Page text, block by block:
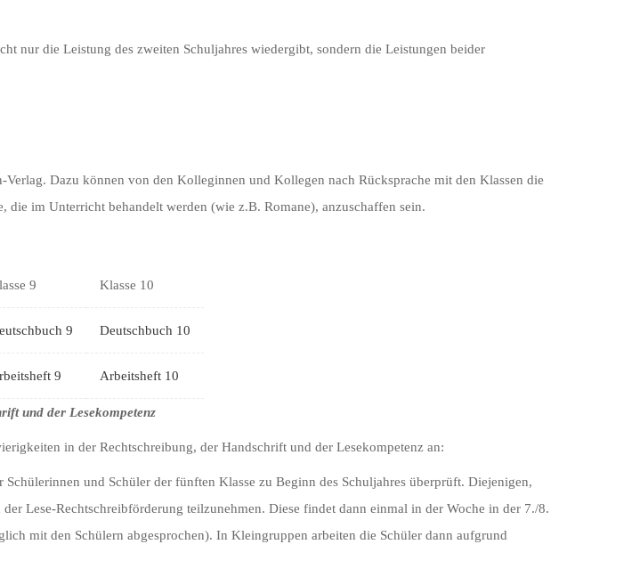
nur die Leistung des zweiten Schuljahres wiedergibt, sondern die Leistungen beider
Dazu können von den Kolleginnen und Kollegen nach Rücksprache mit den Klassen die
die im Unterricht behandelt werden (wie z.B. Romane), anzuschaffen sein.
9 Klasse 10
9 Deutschbuch 10
9 Arbeitsheft 10
und der Lesekompetenz
in der Rechtschreibung, der Handschrift und der Lesekompetenz an:
und Schüler der fünften Klasse zu Beginn des Schuljahres überprüft. Diejenigen,
Lese-Rechtschreibförderung teilzunehmen. Diese findet dann einmal in der Woche in der 7./8.
mit den Schülern abgesprochen). In Kleingruppen arbeiten die Schüler dann aufgrund